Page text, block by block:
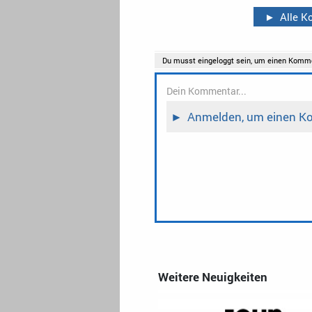
► Alle
Weitere Neuigkeiten